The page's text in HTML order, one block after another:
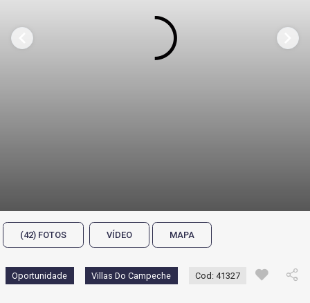
(42) FOTOS VÍDEO MAPA
Oportunidade Villas Do Campeche Cod: 41327